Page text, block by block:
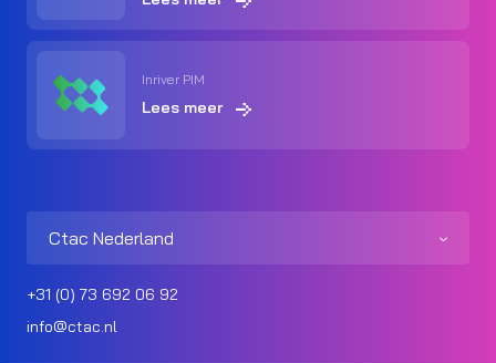
Inriver PIM
Lees meer
Ctac Nederland
+31 (0) 73 692 06 92
info@ctac.nl